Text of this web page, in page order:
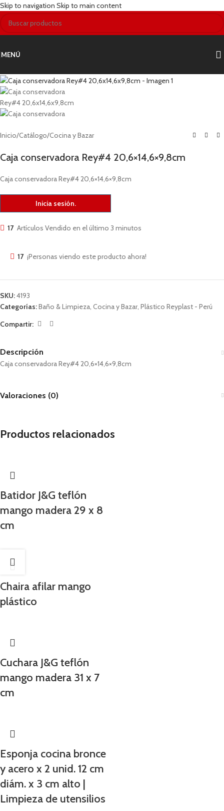
Skip to navigation Skip to main content
MENÚ
Inicio/Catálogo/Cocina y Bazar
Caja conservadora Rey#4 20,6×14,6×9,8cm
Caja conservadora Rey#4 20,6×14,6×9,8cm
Inicia sesión.
17 Artículos Vendido en el último 3 minutos
17 ¡Personas viendo este producto ahora!
SKU:4193
Categorías:Baño & Limpieza, Cocina y Bazar, Plástico Reyplast - Perú
Compartir:
Descripción
Caja conservadora Rey#4 20,6×14,6×9,8cm
Valoraciones (0)
Productos relacionados
Batidor J&G teflón
mango madera 29 x 8
cm
Chaira afilar mango
plástico
Cuchara J&G teflón
mango madera 31 x 7
cm
Esponja cocina bronce
y acero x 2 unid. 12 cm
diám. x 3 cm alto |
Limpieza de utensilios